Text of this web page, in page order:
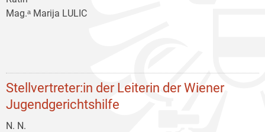
Mag.ᵃ Marija LULIC
Stellvertreter:in der Leiterin der Wiener
Jugendgerichtshilfe
N. N.